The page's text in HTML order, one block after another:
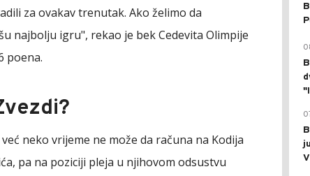
za ovakav trenutak. Ako želimo da
najbolju igru", rekao je bek Cedevita Olimpije
poena.
neko vrijeme ne može da računa na Kodija
pa na poziciji pleja u njihovom odsustvu